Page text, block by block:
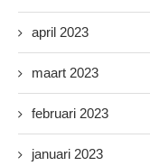
april 2023
maart 2023
februari 2023
januari 2023